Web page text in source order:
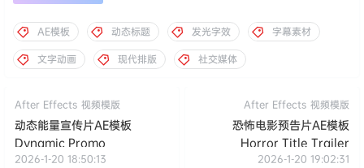
AE模板 动态标题 发光字效
字幕素材
文字动画
现代排版 社交媒体
After Effects 视频模版
动态能量宣传片AE模板
Dynamic Promo
2026-1-20 18:50:13
After Effects 视频模版
恐怖电影预告片AE模板
Horror Title Trailer
2026-1-20 19:02:31